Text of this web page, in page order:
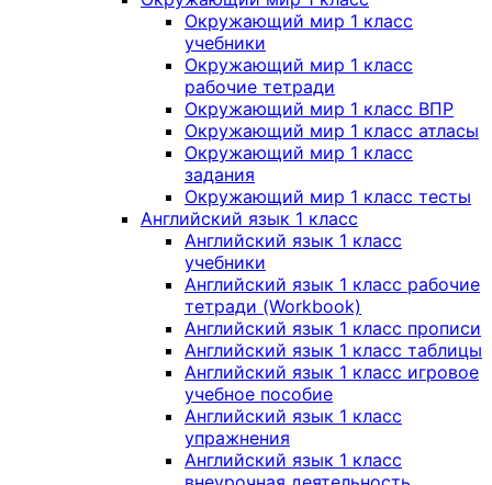
Окружающий мир 1 класс
учебники
Окружающий мир 1 класс
рабочие тетради
Окружающий мир 1 класс ВПР
Окружающий мир 1 класс атласы
Окружающий мир 1 класс
задания
Окружающий мир 1 класс тесты
Английский язык 1 класс
Английский язык 1 класс
учебники
Английский язык 1 класс рабочие
тетради (Workbook)
Английский язык 1 класс прописи
Английский язык 1 класс таблицы
Английский язык 1 класс игровое
учебное пособие
Английский язык 1 класс
упражнения
Английский язык 1 класс